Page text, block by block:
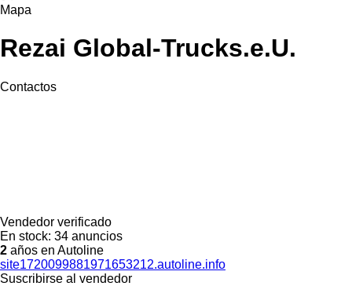
Mapa
Rezai Global-Trucks.e.U.
Contactos
Vendedor verificado
En stock: 34 anuncios
2 años en Autoline
site1720099881971653212.autoline.info
Suscribirse al vendedor